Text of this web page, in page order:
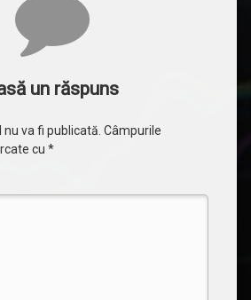
un răspuns
va fi publicată. Câmpurile
cu *